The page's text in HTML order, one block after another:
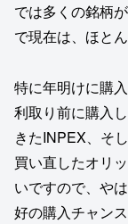
では多くの銘柄
で現在は、ほと
特に年明けに購
利取り前に購入
きたINPEX、そ
買い直したオリ
いですので、や
好の購入チャン